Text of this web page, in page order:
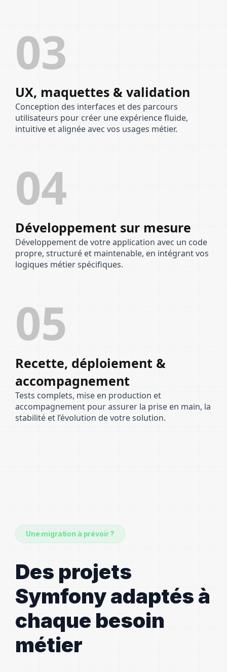
03
UX, maquettes & validation
Conception des interfaces et des parcours
utilisateurs pour créer une expérience fluide,
intuitive et alignée avec vos usages métier.
04
Développement sur mesure
Développement de votre application avec un code
propre, structuré et maintenable, en intégrant vos
logiques métier spécifiques.
05
Recette, déploiement &
accompagnement
Tests complets, mise en production et
accompagnement pour assurer la prise en main, la
stabilité et l’évolution de votre solution.
Une migration à prévoir ?
Des projets
Symfony adaptés à
chaque besoin
métier